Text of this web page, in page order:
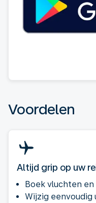
Voordelen
Altijd grip op uw
Boek vluchten
Wijzig eenvoudig